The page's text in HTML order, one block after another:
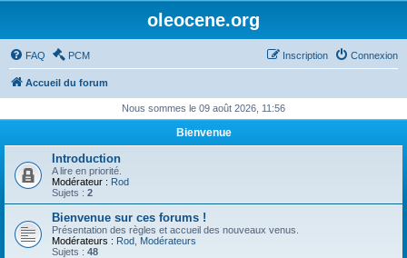
oleocene.org
FAQ PCM Connexion
Inscription
Accueil du forum
Nous sommes le 09 août 2026, 11:56
Bienvenue
Introduction
A lire en priorité.
Modérateur : Rod
Sujets : 2
Bienvenue sur ces forums !
Présentation des règles et accueil des nouveaux venus.
Modérateurs : Rod Modérateurs
Sujets : 48